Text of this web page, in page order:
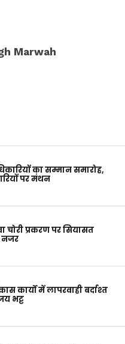
Marwah
का सम्मान समारोह,
पर मंथन
चोरी प्रकरण पर सियासत
नजर
कार्यों में लापरवाही बर्दाश्त
भट्ट